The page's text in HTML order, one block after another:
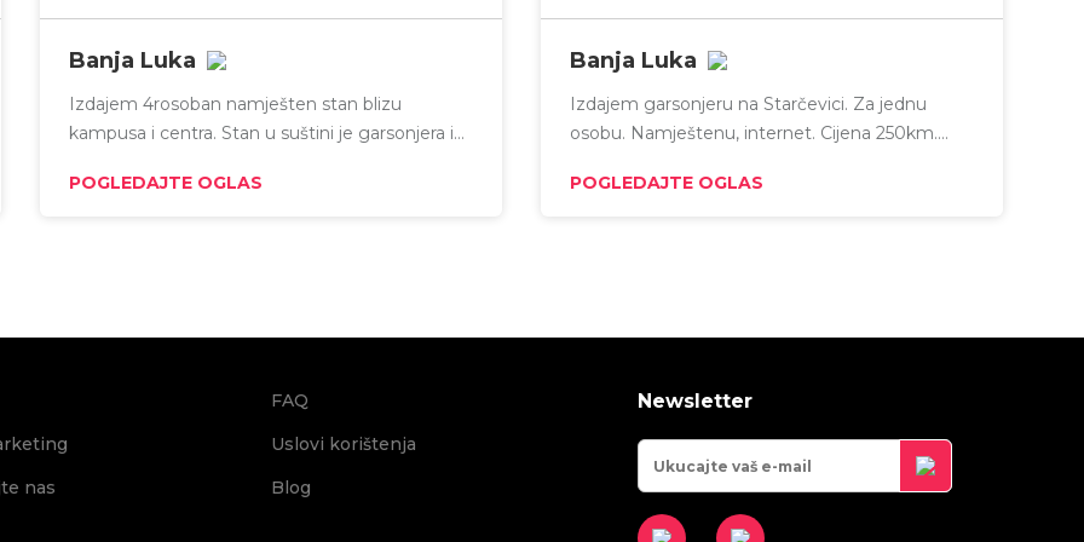
Banja Luka
Izdajem 4rosoban namješten stan blizu
kampusa i centra. Stan u suštini je garsonjera i
POGLEDAJTE OGLAS
Banja Luka
Izdajem garsonjeru na Starčevici. Za jednu
osobu. Namještenu, internet. Cijena 250km.
POGLEDAJTE OGLAS
nas
FAQ
Uslovi korištenja
Blog
Newsletter